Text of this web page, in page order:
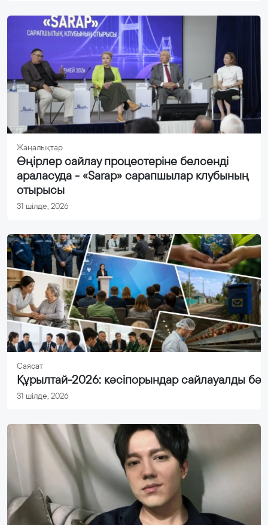
Жаңалықтар
Өңірлер сайлау процестеріне белсенді
араласуда - «Sarap» сарапшылар клубының
отырысы
31 шілде, 2026
Саясат
Құрылтай-2026: кәсіпорындар сайлауалды
31 шілде, 2026